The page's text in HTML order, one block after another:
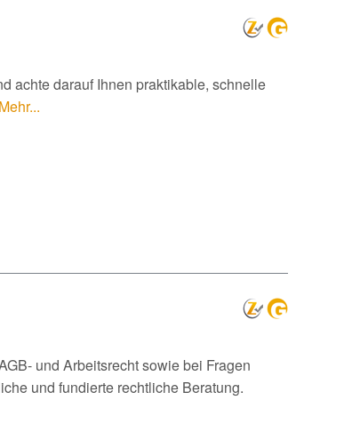
achte darauf Ihnen praktikable, schnelle
Mehr...
und Arbeitsrecht sowie bei Fragen
und fundierte rechtliche Beratung.